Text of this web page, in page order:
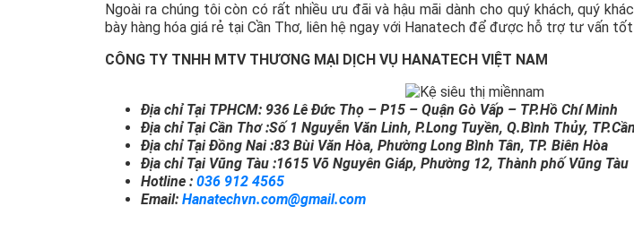
Ngoài ra chúng tôi còn có rất nhiều ưu đãi và hậu mãi dành cho quý khách, quý
bày hàng hóa giá rẻ tại Cần Thơ, liên hệ ngay với Hanatech để được hỗ trợ tư vấn
CÔNG TY TNHH MTV THƯƠNG MẠI DỊCH VỤ HANATECH VIỆT NAM
Địa chỉ Tại TPHCM: 936 Lê Đức Thọ – P15 – Quận Gò Vấp – TP.Hồ Chí Minh
Địa chỉ Tại Cần Thơ :Số 1 Nguyễn Văn Linh, P.Long Tuyền, Q.Bình Thủy,
Địa chỉ Tại Đồng Nai :83 Bùi Văn Hòa, Phường Long Bình Tân, TP. Biên Hòa
Địa chỉ Tại Vũng Tàu :1615 Võ Nguyên Giáp, Phường 12, Thành phố Vũng Tàu
Hotline : 036 912 4565
Email: Hanatechvn.com@gmail.com